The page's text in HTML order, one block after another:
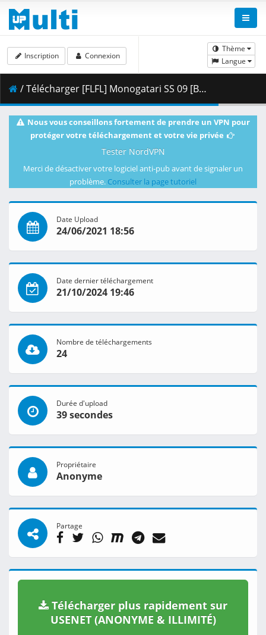
Thème
Langue
Inscription Connexion
/ Télécharger [FLFL] Monogatari SS 09 [BDRip 1920x1080 HEVC FLAC] [50AD8AA6].mkv.002 ( 434.52 MB )
Nous vous conseillons fortement de prendre un VPN pour
protéger votre téléchargement et votre vie privée
Tester NordVPN
Merci de désactiver votre logiciel anti-pub avant de signaler un
problème. Consulter la page tutoriel
Date Upload
24/06/2021 18:56
Date dernier téléchargement
21/10/2024 19:46
Nombre de téléchargements
24
Durée d'upload
39 secondes
Propriétaire
Anonyme
Partage
Télécharger plus rapidement sur
USENET (ANONYME & ILLIMITÉ)